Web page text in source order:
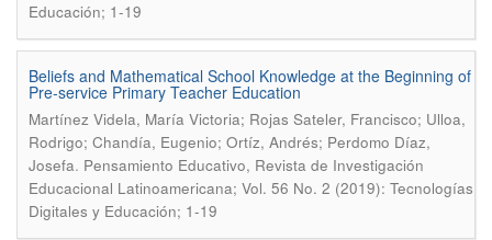
Educación; 1-19
Beliefs and Mathematical School Knowledge at the Beginning of
Pre-service Primary Teacher Education
Martínez Videla, María Victoria; Rojas Sateler, Francisco; Ulloa,
Rodrigo; Chandía, Eugenio; Ortíz, Andrés; Perdomo Díaz,
Josefa. Pensamiento Educativo, Revista de Investigación
Educacional Latinoamericana; Vol. 56 No. 2 (2019): Tecnologías
Digitales y Educación; 1-19